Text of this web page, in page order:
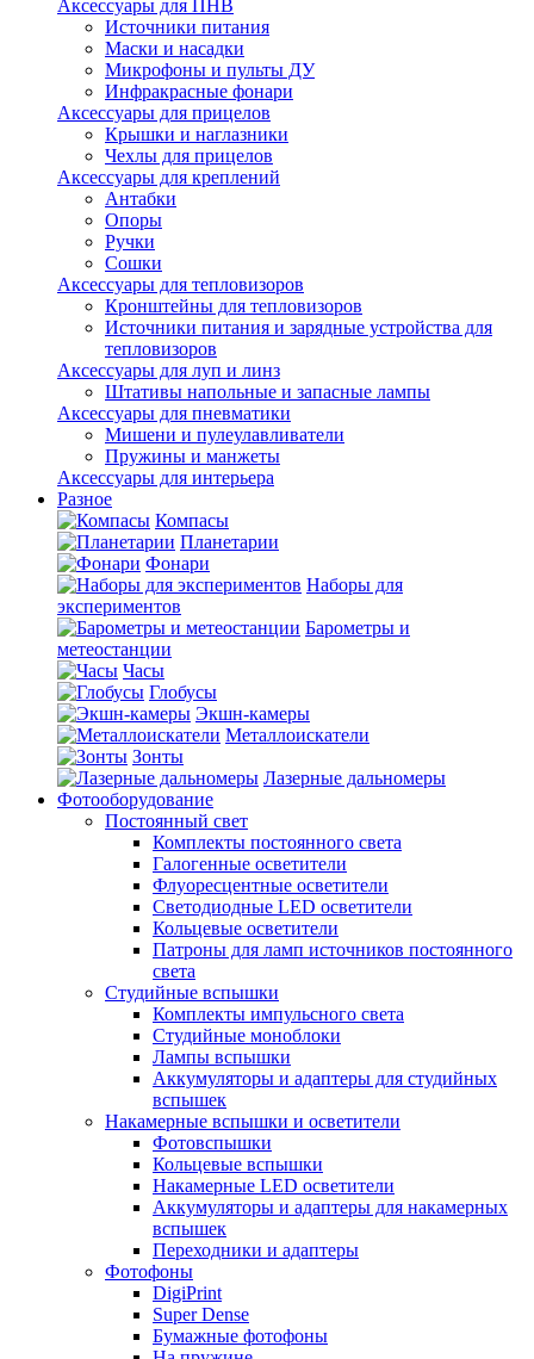
Аксессуары для ПНВ
Источники питания
Маски и насадки
Микрофоны и пульты ДУ
Инфракрасные фонари
Аксессуары для прицелов
Крышки и наглазники
Чехлы для прицелов
Аксессуары для креплений
Антабки
Опоры
Ручки
Сошки
Аксессуары для тепловизоров
Кронштейны для тепловизоров
Источники питания и зарядные устройства для
тепловизоров
Аксессуары для луп и линз
Штативы напольные и запасные лампы
Аксессуары для пневматики
Мишени и пулеулавливатели
Пружины и манжеты
Аксессуары для интерьера
Разное
Компасы
Планетарии
Фонари
Наборы для
экспериментов
Барометры и
метеостанции
Часы
Глобусы
Экшн-камеры
Металлоискатели
Зонты
Лазерные дальномеры
Фотооборудование
Постоянный свет
Комплекты постоянного света
Галогенные осветители
Флуоресцентные осветители
Светодиодные LED осветители
Кольцевые осветители
Патроны для ламп источников постоянного
света
Студийные вспышки
Комплекты импульсного света
Студийные моноблоки
Лампы вспышки
Аккумуляторы и адаптеры для студийных
вспышек
Накамерные вспышки и осветители
Фотовспышки
Кольцевые вспышки
Накамерные LED осветители
Аккумуляторы и адаптеры для накамерных
вспышек
Переходники и адаптеры
Фотофоны
DigiPrint
Super Dense
Бумажные фотофоны